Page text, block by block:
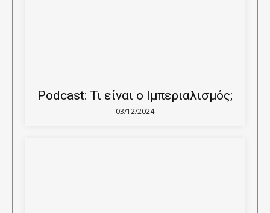
Podcast: Τι είναι ο Ιμπεριαλισμός;
03/12/2024